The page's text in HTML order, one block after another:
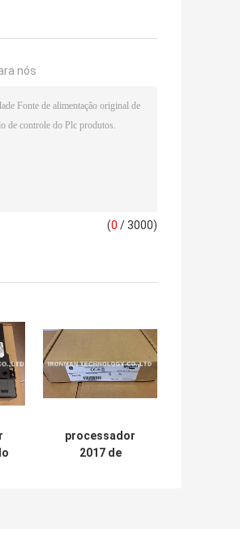
nós
(0 / 3000)
processador
2017 de